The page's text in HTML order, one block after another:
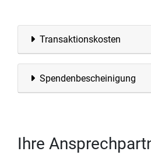
Transaktionskosten
Spendenbescheinigung
Ihre